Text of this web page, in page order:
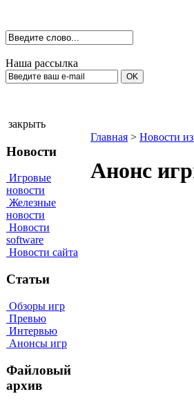
Наша рассылка
закрыть
Новости
Игровые
новости
Железные
новости
Новости
software
Новости сайта
Статьи
Обзоры игр
Превью
Интервью
Анонсы игр
Файловый
архив
Главная > Новости
Анонс